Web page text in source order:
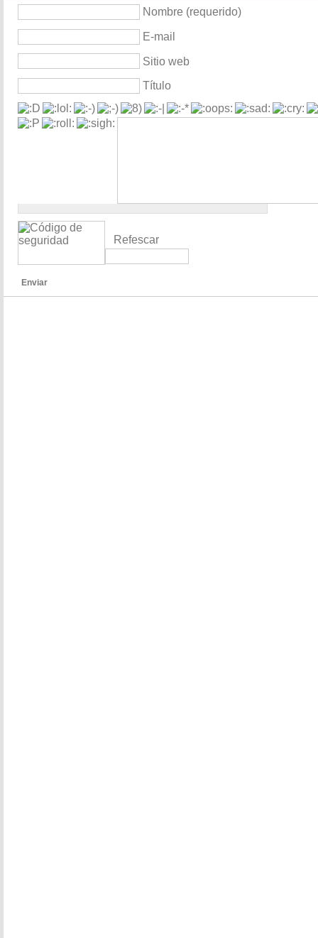
Nombre (requerido)
E-mail
Sitio web
Título
Refescar
Enviar